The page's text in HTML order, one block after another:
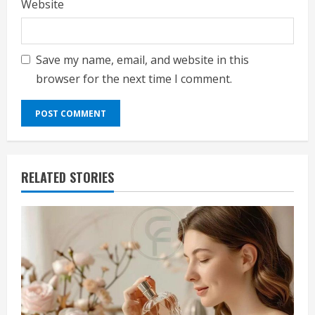
Website
Save my name, email, and website in this
browser for the next time I comment.
RELATED STORIES